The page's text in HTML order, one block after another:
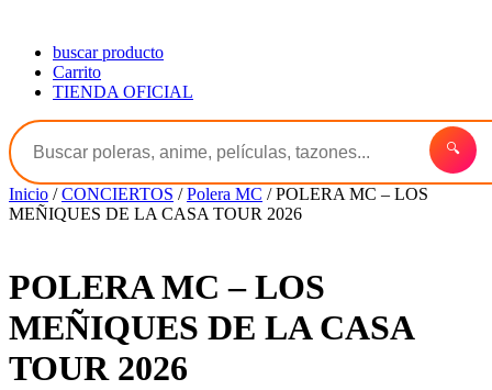
buscar producto
Carrito
TIENDA OFICIAL
🔍
Inicio /CONCIERTOS /Polera MC / POLERA MC – LOS
MEÑIQUES DE LA CASA TOUR 2026
POLERA MC – LOS
MEÑIQUES DE LA CASA
TOUR 2026